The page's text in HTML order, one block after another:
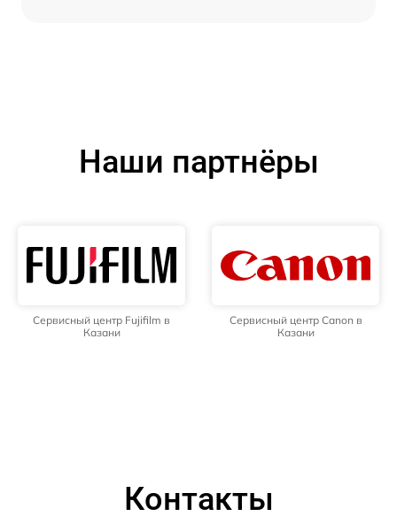
Наши партнёры
Сервисный центр Fujifilm в
Казани
Сервисный центр Canon в
Казани
Контакты